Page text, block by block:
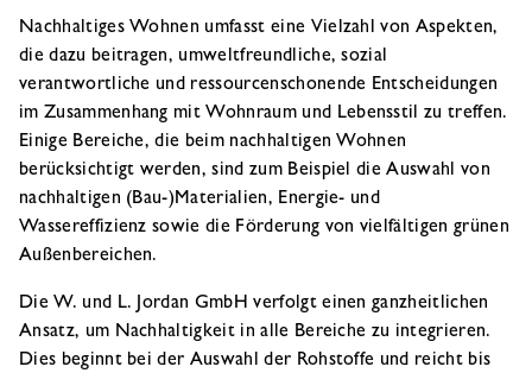
Nachhaltiges Wohnen umfasst eine Vielzahl von Aspekten,
die dazu beitragen, umweltfreundliche, sozial
verantwortliche und ressourcenschonende Entscheidungen
im Zusammenhang mit Wohnraum und Lebensstil zu treffen.
Einige Bereiche, die beim nachhaltigen Wohnen
berücksichtigt werden, sind zum Beispiel die Auswahl von
nachhaltigen (Bau-)Materialien, Energie- und
Wassereffizienz sowie die Förderung von vielfältigen grünen
Außenbereichen.
Die W. und L. Jordan GmbH verfolgt einen ganzheitlichen
Ansatz, um Nachhaltigkeit in alle Bereiche zu integrieren.
Dies beginnt bei der Auswahl der Rohstoffe und reicht bis